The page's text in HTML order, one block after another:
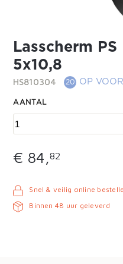
Lasscherm
5x10,8
HS810304 20 OP
AANTAL
€ 84,82
Snel & veilig online
Binnen 48 uur geleverd